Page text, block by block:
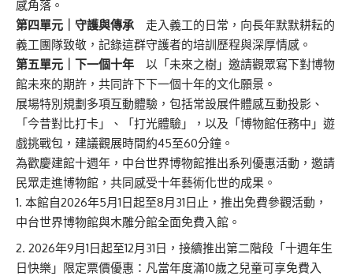
感角落。
第四單元｜守護與傳承 走入義工的日常，向長年默默耕耘的
義工團隊致敬，記錄這群守護者的培訓歷程與深厚情感。
第五單元｜下一個十年 以「未來之樹」邀請觀眾寫下對博物
館未來的期許，共同許下下一個十年的文化願景。
展場特別規劃多項互動體驗，包括常設展件體感互動投影、
「今昔對比打卡」、「打光體驗」，以及「博物館任務中」遊
戲挑戰包，建議觀展時間約45至60分鐘。
為歡慶建館十週年，中台世界博物館推出系列優惠活動，邀請
民眾走進博物館，共同感受十年藝術化世的成果。
本館自2026年5月1日起至8月31日止，推出免費參觀活動，
中台世界博物館與木雕分館全面免費入館。
2026年9月1日起至12月31日，接續推出第二階段「十週年生
日快樂」限定票價優惠：凡當年度滿10歲之兒童可享免費入